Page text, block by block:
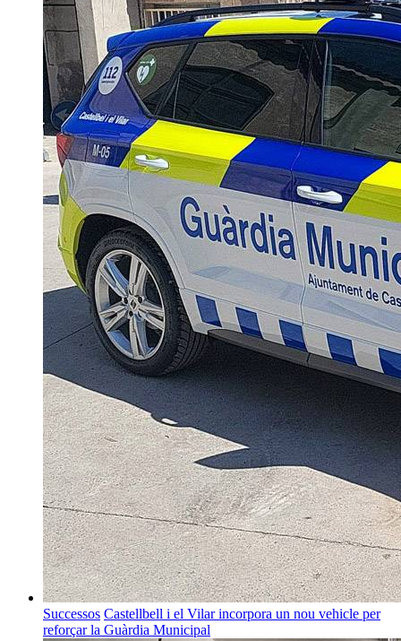
Successos Castellbell i el Vilar incorpora un nou vehicle per
reforçar la Guàrdia Municipal